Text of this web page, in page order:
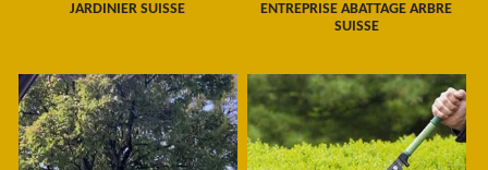
JARDINIER SUISSE
ENTREPRISE ABATTAGE ARBRE
SUISSE